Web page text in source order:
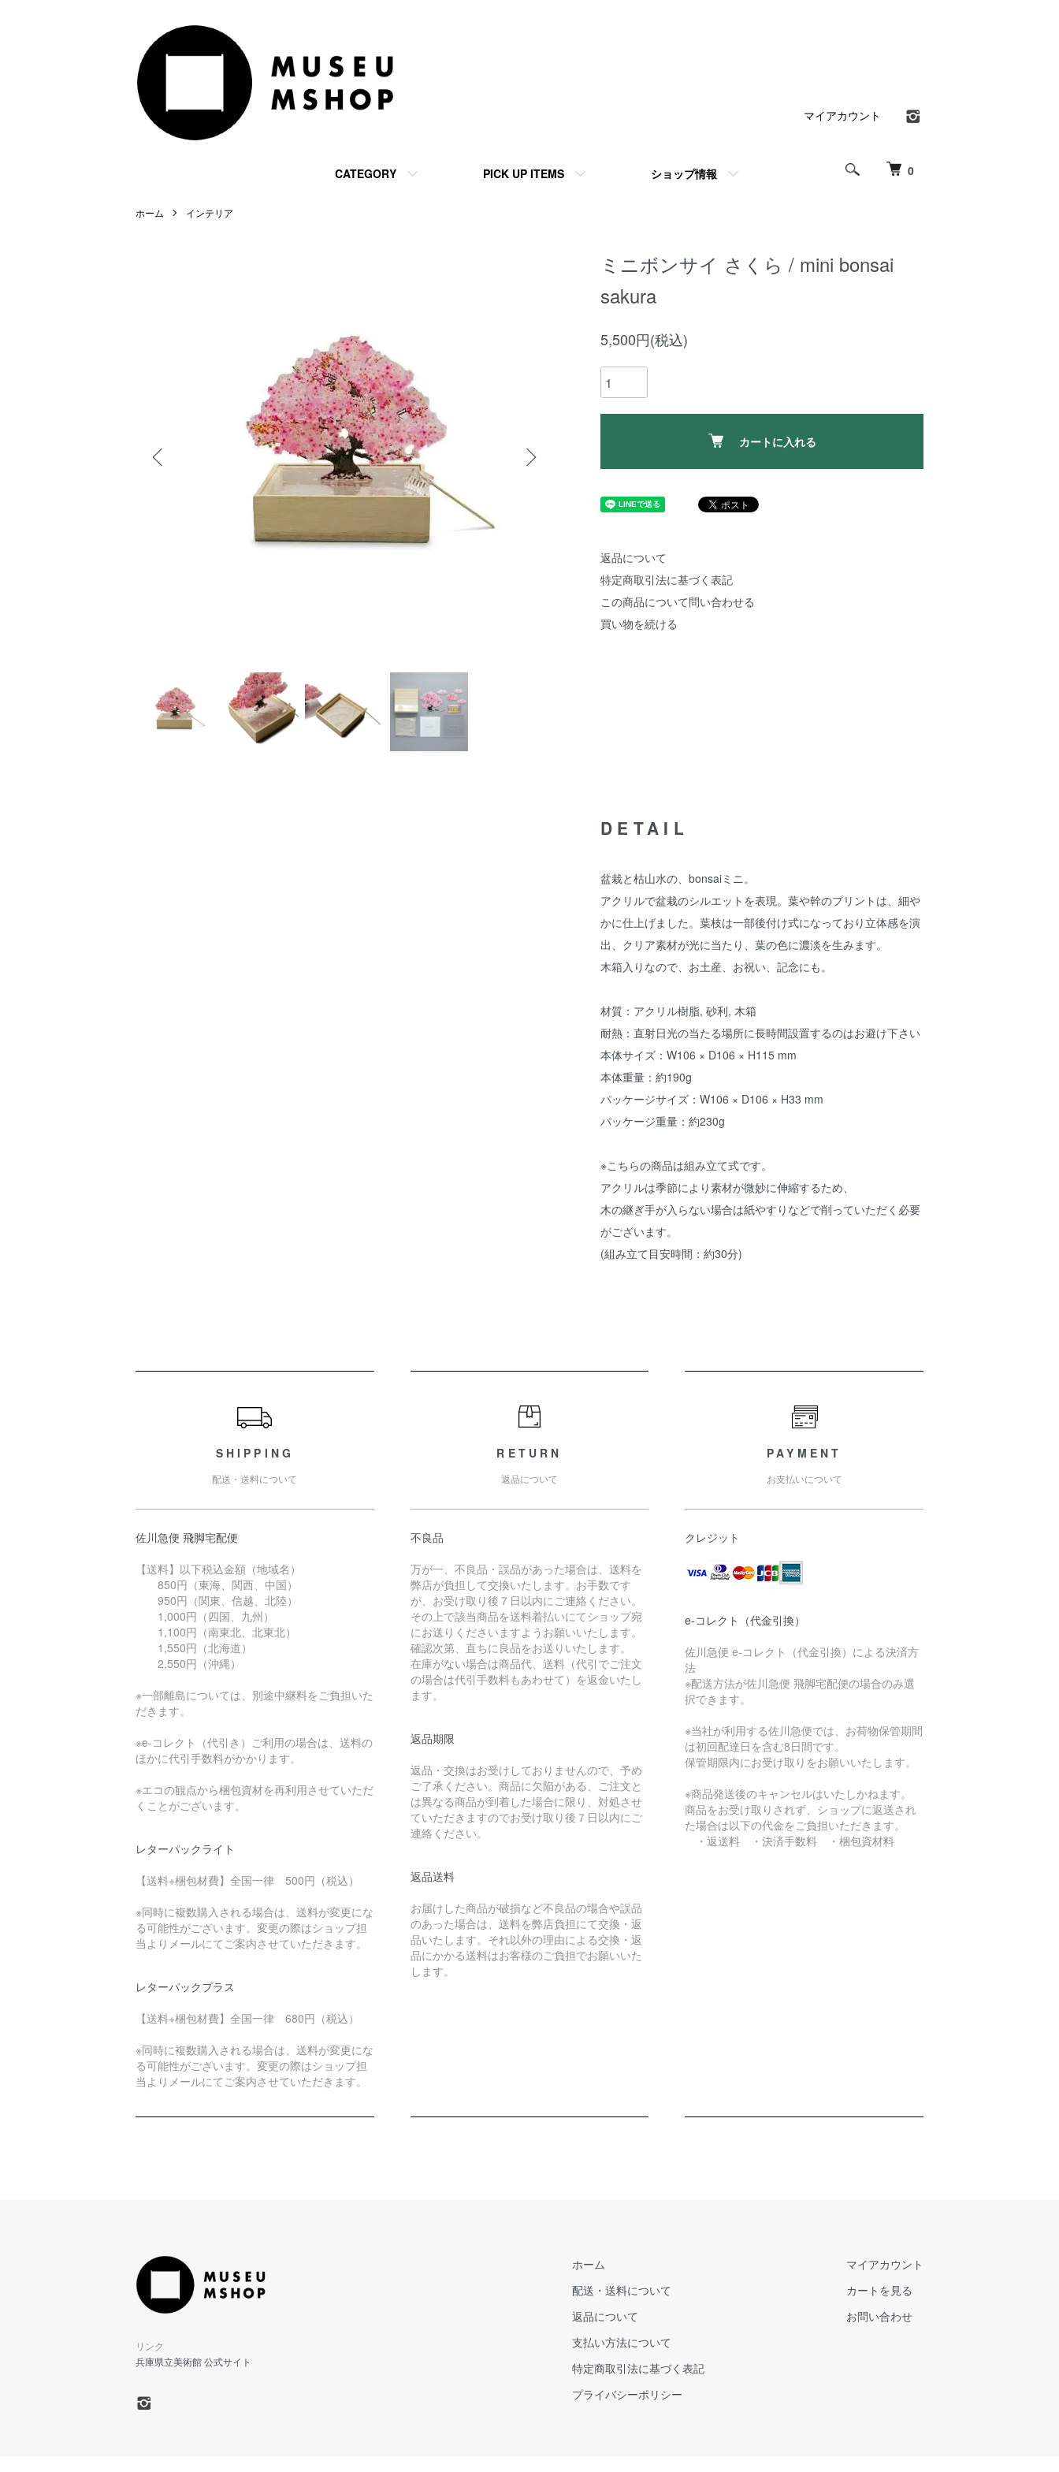
0
CATEGORY PICK UP ITEMS ショップ情報
マイアカウント
ホーム インテリア
ミニボンサイ さくら / mini bonsai
sakura
5,500円(税込)
カートに入れる
返品について
特定商取引法に基づく表記
この商品について問い合わせる
買い物を続ける
DETAIL
盆栽と枯山水の、bonsaiミニ。
アクリルで盆栽のシルエットを表現。葉や幹のプリントは、細や
かに仕上げました。葉枝は一部後付け式になっており立体感を演
出、クリア素材が光に当たり、葉の色に濃淡を生みます。
木箱入りなので、お土産、お祝い、記念にも。
材質：アクリル樹脂, 砂利, 木箱
耐熱：直射日光の当たる場所に長時間設置するのはお避け下さい
本体サイズ：W106 × D106 × H115 mm
本体重量：約190g
パッケージサイズ：W106 × D106 × H33 mm
パッケージ重量：約230g
※こちらの商品は組み立て式です。
アクリルは季節により素材が微妙に伸縮するため、
木の継ぎ手が入らない場合は紙やすりなどで削っていただく必要
がございます。
(組み立て目安時間：約30分)
SHIPPING
配送・送料について
佐川急便 飛脚宅配便
【送料】以下税込金額（地域名）
850円（東海、関西、中国）
950円（関東、信越、北陸）
1,000円（四国、九州）
1,100円（南東北、北東北）
1,550円（北海道）
2,550円（沖縄）
※一部離島については、別途中継料をご負担いた
だきます。
※e-コレクト（代引き）ご利用の場合は、送料の
ほかに代引手数料がかかります。
※エコの観点から梱包資材を再利用させていただ
くことがございます。
レターパックライト
【送料+梱包材費】全国一律 500円（税込）
※同時に複数購入される場合は、送料が変更にな
る可能性がございます。変更の際はショップ担
当よりメールにてご案内させていただきます。
レターパックプラス
【送料+梱包材費】全国一律 680円（税込）
※同時に複数購入される場合は、送料が変更にな
る可能性がございます。変更の際はショップ担
当よりメールにてご案内させていただきます。
RETURN
返品について
不良品
万が一、不良品・誤品があった場合は、送料を
弊店が負担して交換いたします。お手数です
が、お受け取り後７日以内にご連絡ください。
その上で該当商品を送料着払いにてショップ宛
にお送りくださいますようお願いいたします。
確認次第、直ちに良品をお送りいたします。
在庫がない場合は商品代、送料（代引でご注文
の場合は代引手数料もあわせて）を返金いたし
ます。
返品期限
返品・交換はお受けしておりませんので、予め
ご了承ください。商品に欠陥がある、ご注文と
は異なる商品が到着した場合に限り、対処させ
ていただきますのでお受け取り後７日以内にご
連絡ください。
返品送料
お届けした商品が破損など不良品の場合や誤品
のあった場合は、送料を弊店負担にて交換・返
品いたします。それ以外の理由による交換・返
品にかかる送料はお客様のご負担でお願いいた
します。
PAYMENT
お支払いについて
クレジット
e-コレクト（代金引換）
佐川急便 e-コレクト（代金引換）による決済方
法
※配送方法が佐川急便 飛脚宅配便の場合のみ選
択できます。
※当社が利用する佐川急便では、お荷物保管期間
は初回配達日を含む8日間です。
保管期限内にお受け取りをお願いいたします。
※商品発送後のキャンセルはいたしかねます。
商品をお受け取りされず、ショップに返送され
た場合は以下の代金をご負担いただきます。
・返送料 ・決済手数料 ・梱包資材料
リンク
兵庫県立美術館 公式サイト
ホーム
配送・送料について
返品について
支払い方法について
特定商取引法に基づく表記
プライバシーポリシー
マイアカウント
カートを見る
お問い合わせ